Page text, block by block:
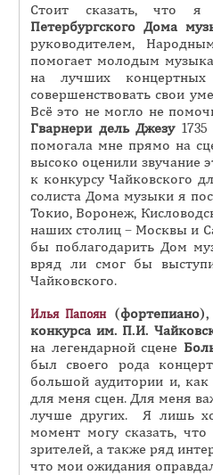
Стоит сказать, что
Петербургского Дома
руководителем,
помогает молодым
на лучших
совершенствовать свои
Всё это не могло не
Гварнери дель Джезу1735
помогала мне прямо на
высоко оценили звучание
к конкурсу Чайковского
солиста Дома музыки я
Токио, Воронеж,
наших столиц – Москвы и
бы поблагодарить Дом
вряд ли смог бы
Чайковского.
Илья Папоян
конкурса им. П.И.
на легендарной сцене
был своего рода
большой аудитории и, как
для меня сцен. Для меня
лучше других. Я лишь
момент могу сказать,
зрителей, а также ряд
что мои ожидания